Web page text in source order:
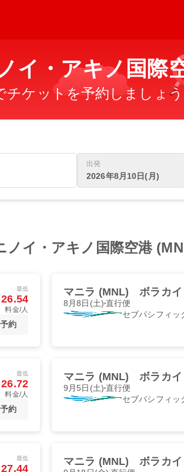
・アキノ国際
ケットを予約しましょう
出発
2026年8月10日(月)
イ・アキノ国際空港
最低
料金/人
予約
マニラ (MNL) ボラカ
8月8日(土) 直行便
セブパシフィッ
最低
料金/人
予約
マニラ (MNL) ボラカ
9月5日(土) 直行便
セブパシフィッ
最低 マニラ (MNL) ボラカ